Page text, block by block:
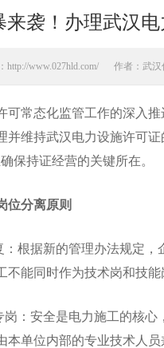
来袭！办理武汉
http://www.027hld.com/ 作者：武汉
常态化监管工作的深入推
并维持武汉电力设施许可证
保持证经营的关键所在。
位分离原则
据新的管理办法规定，
能同时作为技术岗和技
安全是电力施工的核心
本单位内部的专业技术人